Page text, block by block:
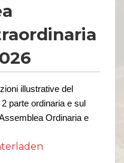
illustrative del
parte ordinaria e sul
Ordinaria e